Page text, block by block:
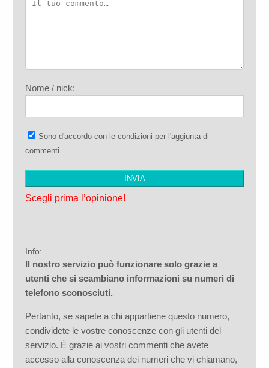
Nome / nick:
Sono d'accordo con lecondizioni per l'aggiunta di
commenti
Scegli prima l’opinione!
Info:
Il nostro servizio può funzionare solo grazie a
utenti che si scambiano informazioni su numeri di
telefono sconosciuti.
Pertanto, se sapete a chi appartiene questo numero,
condividete le vostre conoscenze con gli utenti del
servizio. È grazie ai vostri commenti che avete
accesso alla conoscenza dei numeri che vi chiamano,